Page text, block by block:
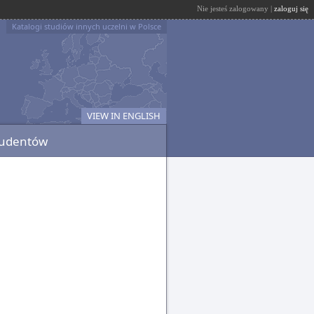
Nie jesteś zalogowany | zaloguj się
Katalogi studiów innych uczelni w Polsce
VIEW IN ENGLISH